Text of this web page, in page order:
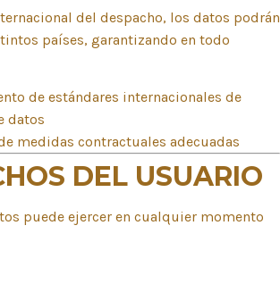
del despacho, los datos podrán
países, garantizando en todo
de estándares internacionales de
datos
medidas contractuales adecuadas
DEL USUARIO
puede ejercer en cualquier momento